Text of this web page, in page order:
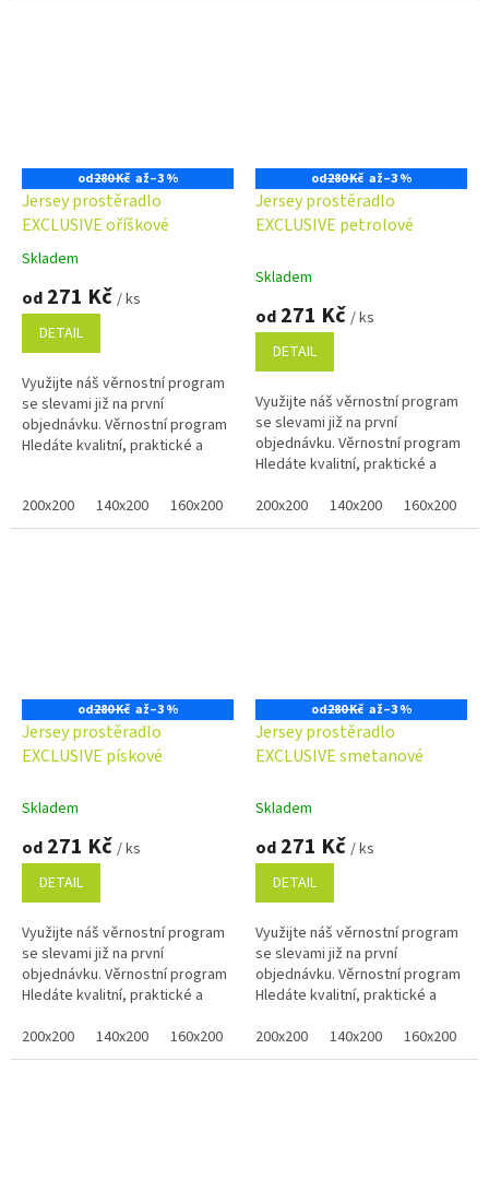
od280 Kč až–3 %
Jersey prostěradlo
EXCLUSIVE oříškové
Průměrné
produktu
5,0
5
hvězdiček.
Skladem
od 271 Kč / ks
DETAIL
Využijte náš věrnostní program
se slevami již na první
objednávku. Věrnostní program
Hledáte kvalitní, praktické a
200x200
140x200 160x200 80x200 100x200 120x200
od280 Kč až–3 %
Jersey prostěradlo
EXCLUSIVE petrolové
Skladem
od 271 Kč / ks
DETAIL
Využijte náš věrnostní program
se slevami již na první
objednávku. Věrnostní program
Hledáte kvalitní, praktické a
postel? Petrolové prostěradlo...
200x200 140x200 160x200
od280 Kč až–3 %
Jersey prostěradlo
EXCLUSIVE pískové
Skladem
od 271 Kč / ks
DETAIL
Využijte náš věrnostní program
se slevami již na první
objednávku. Věrnostní program
Hledáte kvalitní, praktické a
postel? Pískově žluté...
200x200 140x200 160x200 80x200 100x200 120x200
od280 Kč až–3 %
Jersey prostěradlo
EXCLUSIVE smetanové
Skladem
od 271 Kč / ks
DETAIL
Využijte náš věrnostní program
se slevami již na první
objednávku. Věrnostní program
Hledáte kvalitní, praktické a
postel? Smetanové
prostěradlo...
200x200 140x200 160x200